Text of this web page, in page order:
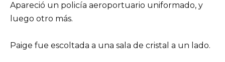
Apareció un policía aeroportuario uniformado, y
luego otro más.
Paige fue escoltada a una sala de cristal a un lado.